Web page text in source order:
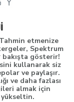
etmenize
Spektrum
gösterir!
kullanarak siz
ve paylaşır.
ve daha fazlası
almak için
yükseltin.